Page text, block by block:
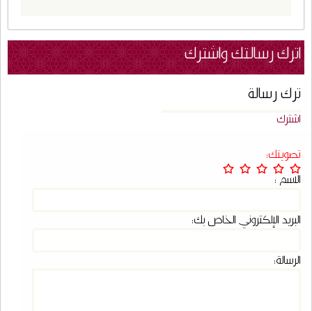
اترك رسالتك واشترك
ترك رسالة
اشترك
تصويتك:
الاسم :
البريد الإلكتروني الخاص بك:
الرسالة: